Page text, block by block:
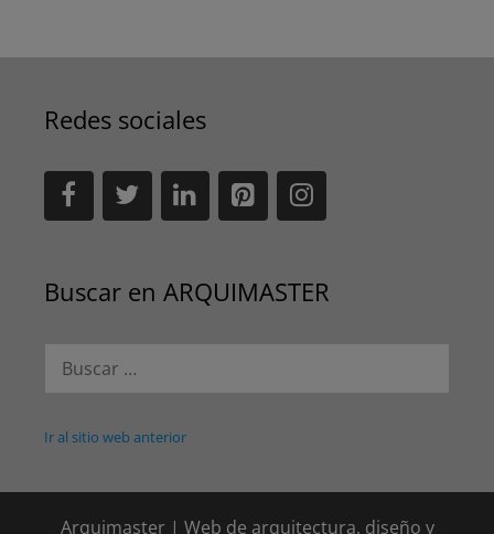
Redes sociales
Buscar en ARQUIMASTER
Ir al sitio web anterior
Arquimaster | Web de arquitectura, diseño y